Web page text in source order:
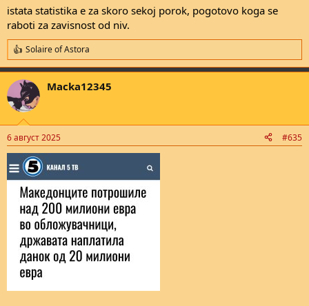
istata statistika e za skoro sekoj porok, pogotovo koga se
raboti za zavisnost od niv.
R
e
a
c
t
i
s
:
Solaire of Astora
Macka12345
6 август 2025 #635